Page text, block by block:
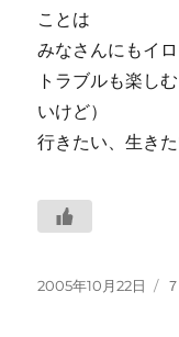
ことは
みなさんにもイ
トラブルも楽し
いけど）
行きたい、生き
投
2005年10月22日
カ